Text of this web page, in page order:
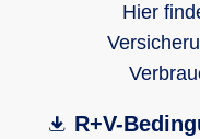
Hier
R+V-